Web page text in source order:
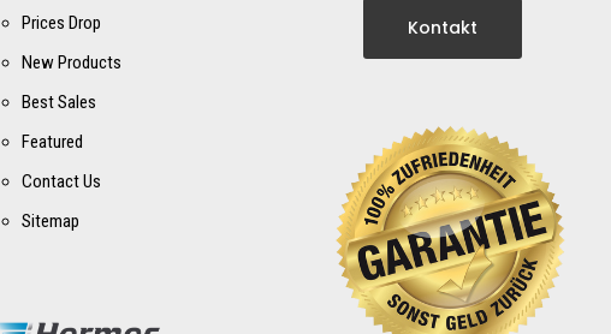
Prices Drop
New Products
Best Sales
Featured
Contact Us
Sitemap
Kontakt